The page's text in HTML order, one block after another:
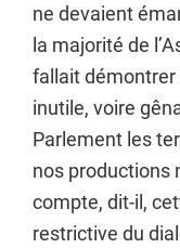
ne devaient
la majorité de
fallait démontrer
inutile, voire
Parlement les
nos productions
compte, dit-il,
restrictive du